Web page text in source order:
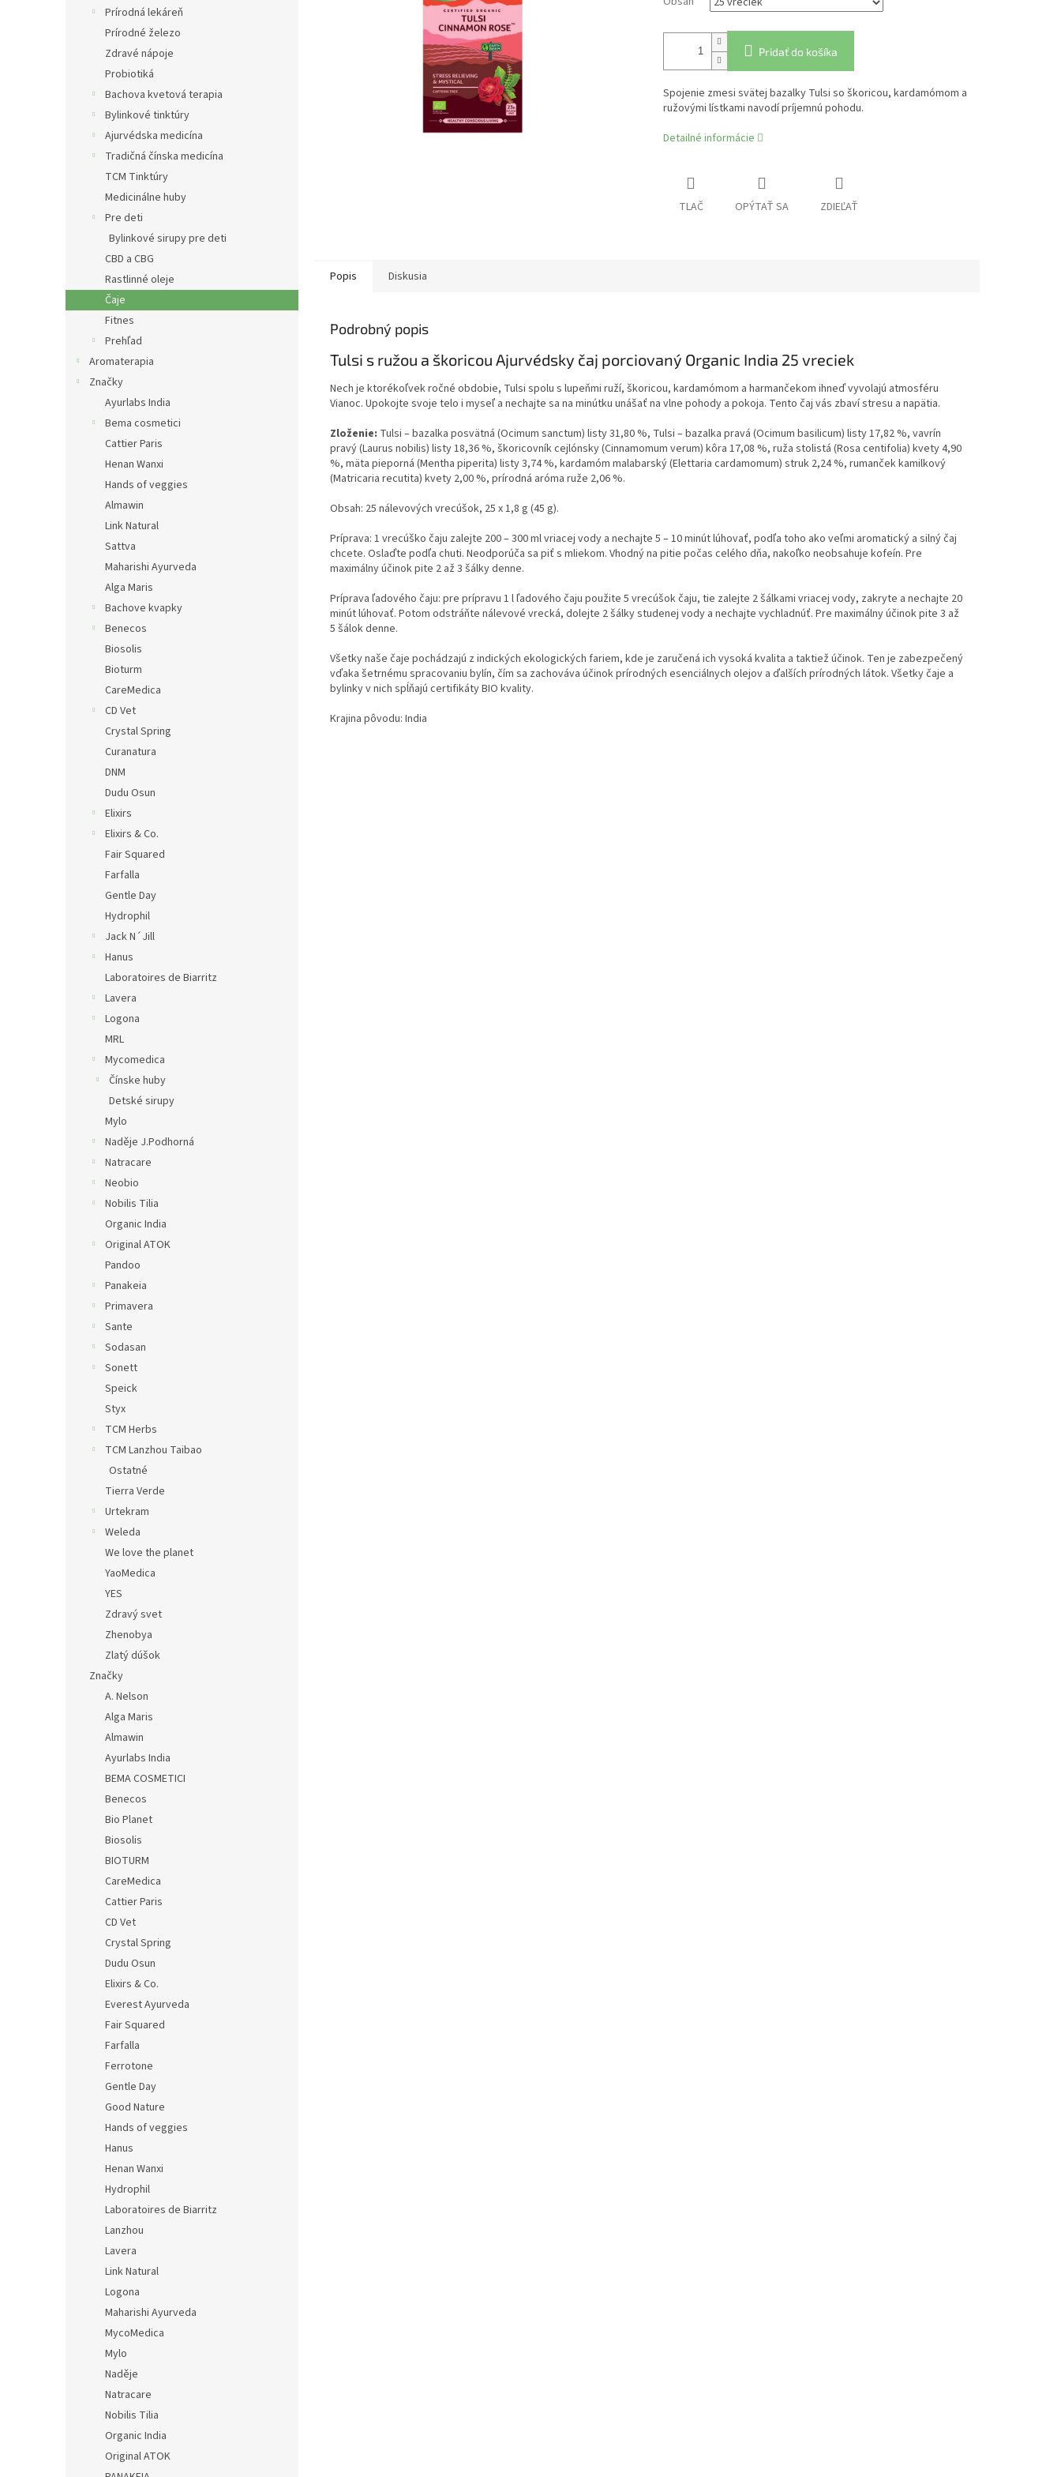
Prírodná lekáreň
Prírodné železo
Zdravé nápoje
Probiotiká
Bachova kvetová terapia
Bylinkové tinktúry
Ajurvédska medicína
Tradičná čínska medicína
TCM Tinktúry
Medicinálne huby
Pre deti
Bylinkové sirupy pre deti
CBD a CBG
Rastlinné oleje
Čaje
Fitnes
Prehľad
Aromaterapia
Značky
Ayurlabs India
Bema cosmetici
Cattier Paris
Henan Wanxi
Hands of veggies
Almawin
Link Natural
Sattva
Maharishi Ayurveda
Alga Maris
Bachove kvapky
Benecos
Biosolis
Bioturm
CareMedica
CD Vet
Crystal Spring
Curanatura
DNM
Dudu Osun
Elixirs
Elixirs & Co.
Fair Squared
Farfalla
Gentle Day
Hydrophil
Jack N´Jill
Hanus
Laboratoires de Biarritz
Lavera
Logona
MRL
Mycomedica
Čínske huby
Detské sirupy
Mylo
Naděje J.Podhorná
Natracare
Neobio
Nobilis Tilia
Organic India
Original ATOK
Pandoo
Panakeia
Primavera
Sante
Sodasan
Sonett
Speick
Styx
TCM Herbs
TCM Lanzhou Taibao
Ostatné
Tierra Verde
Urtekram
Weleda
We love the planet
YaoMedica
YES
Zdravý svet
Zhenobya
Zlatý dúšok
Značky
A. Nelson
Alga Maris
Almawin
Ayurlabs India
BEMA COSMETICI
Benecos
Bio Planet
Biosolis
BIOTURM
CareMedica
Cattier Paris
CD Vet
Crystal Spring
Dudu Osun
Elixirs & Co.
Everest Ayurveda
Fair Squared
Farfalla
Ferrotone
Gentle Day
Good Nature
Hands of veggies
Hanus
Henan Wanxi
Hydrophil
Laboratoires de Biarritz
Lanzhou
Lavera
Link Natural
Logona
Maharishi Ayurveda
MycoMedica
Mylo
Naděje
Natracare
Nobilis Tilia
Organic India
Original ATOK
Pridať do košíka
Spojenie zmesi svätej bazalky Tulsi so škoricou, kardamómom a
ružovými lístkami navodí príjemnú pohodu.
Detailné informácie
TLAČ OPÝTAŤ SA ZDIEĽAŤ
Popis Diskusia
Podrobný popis
Tulsi s ružou a škoricou Ajurvédsky čaj porciovaný Organic India 25 vreciek
Nech je ktorékoľvek ročné obdobie, Tulsi spolu s lupeňmi ruží, škoricou, kardamómom a harmančekom ihneď vyvolajú atmosféru
Vianoc. Upokojte svoje telo i myseľ a nechajte sa na minútku unášať na vlne pohody a pokoja. Tento čaj vás zbaví stresu a napätia.
Zloženie: Tulsi – bazalka posvätná (Ocimum sanctum) listy 31,80 %, Tulsi – bazalka pravá (Ocimum basilicum) listy 17,82 %, vavrín
pravý (Laurus nobilis) listy 18,36 %, škoricovník cejlónsky (Cinnamomum verum) kôra 17,08 %, ruža stolistá (Rosa centifolia) kvety 4,90
%, mäta pieporná (Mentha piperita) listy 3,74 %, kardamóm malabarský (Elettaria cardamomum) struk 2,24 %, rumanček kamilkový
(Matricaria recutita) kvety 2,00 %, prírodná aróma ruže 2,06 %.
Obsah: 25 nálevových vrecúšok, 25 x 1,8 g (45 g).
Príprava: 1 vrecúško čaju zalejte 200 – 300 ml vriacej vody a nechajte 5 – 10 minút lúhovať, podľa toho ako veľmi aromatický a silný čaj
chcete. Oslaďte podľa chuti. Neodporúča sa piť s mliekom. Vhodný na pitie počas celého dňa, nakoľko neobsahuje kofeín. Pre
maximálny účinok pite 2 až 3 šálky denne.
Príprava ľadového čaju: pre prípravu 1 l ľadového čaju použite 5 vrecúšok čaju, tie zalejte 2 šálkami vriacej vody, zakryte a nechajte 20
minút lúhovať. Potom odstráňte nálevové vrecká, dolejte 2 šálky studenej vody a nechajte vychladnúť. Pre maximálny účinok pite 3 až
5 šálok denne.
Všetky naše čaje pochádzajú z indických ekologických fariem, kde je zaručená ich vysoká kvalita a taktiež účinok. Ten je zabezpečený
vďaka šetrnému spracovaniu bylín, čím sa zachováva účinok prírodných esenciálnych olejov a ďalších prírodných látok. Všetky čaje a
bylinky v nich spĺňajú certifikáty BIO kvality.
Krajina pôvodu: India